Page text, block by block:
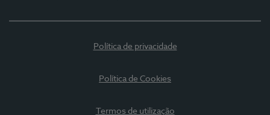
Política de privacidade
Política de Cookies
Termos de utilização